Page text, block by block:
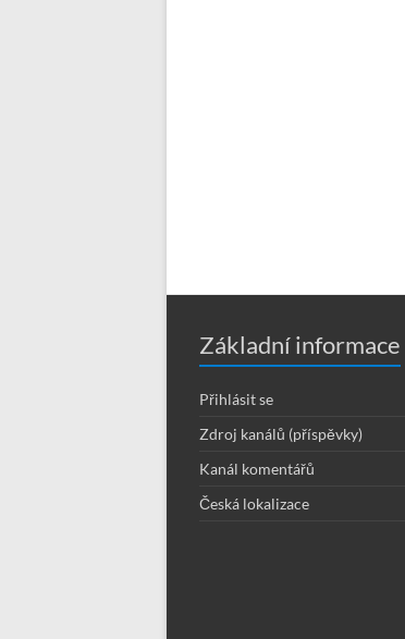
Základní informace
Přihlásit se
Zdroj kanálů (příspěvky)
Kanál komentářů
Česká lokalizace